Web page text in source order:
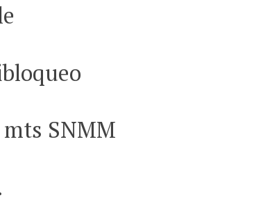
SNMM